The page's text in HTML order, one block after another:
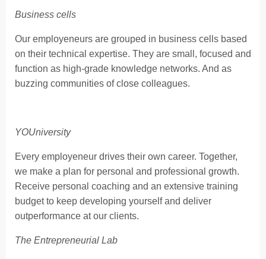
Business cells
Our employeneurs are grouped in business cells based
on their technical expertise. They are small, focused and
function as high-grade knowledge networks. And as
buzzing communities of close colleagues.
YOUniversity
Every employeneur drives their own career. Together,
we make a plan for personal and professional growth.
Receive personal coaching and an extensive training
budget to keep developing yourself and deliver
outperformance at our clients.
The Entrepreneurial Lab